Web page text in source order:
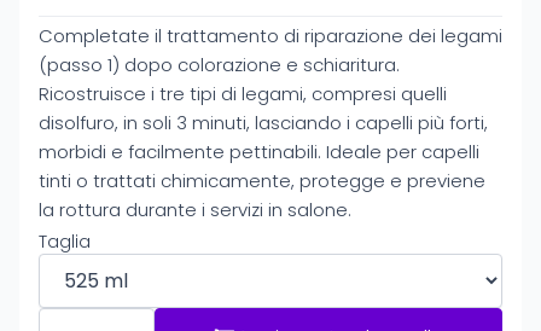
Completate il trattamento di riparazione dei legami
(passo 1) dopo colorazione e schiaritura.
Ricostruisce i tre tipi di legami, compresi quelli
disolfuro, in soli 3 minuti, lasciando i capelli più forti,
morbidi e facilmente pettinabili. Ideale per capelli
tinti o trattati chimicamente, protegge e previene
la rottura durante i servizi in salone.
Taglia